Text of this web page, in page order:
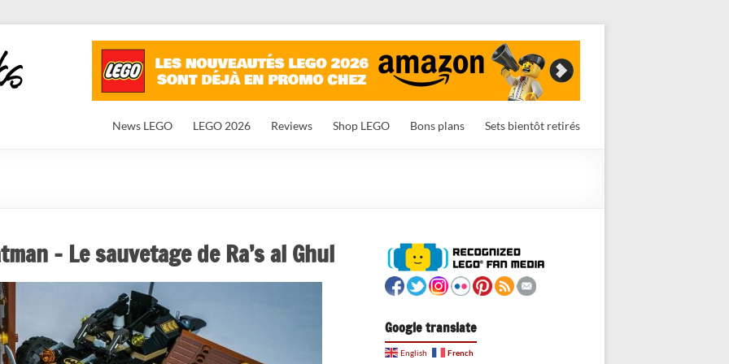
News LEGO LEGO 2026 Reviews Shop LEGO Bons plans Sets bientôt retirés
– Le sauvetage de Ra’s al Ghul
Google translate
English French